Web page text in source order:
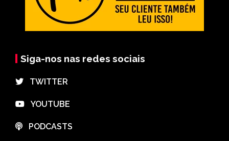
Siga-nos nas redes sociais
⠀TWITTER
⠀YOUTUBE
⠀PODCASTS